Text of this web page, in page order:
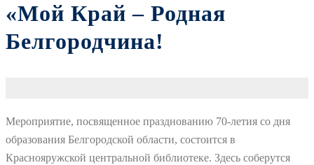
«Мой Край – Родная
Белгородчина!
Мероприятие, посвященное празднованию 70-летия со дня
образования Белгородской области, состоится в
Краснояружской центральной библиотеке. Здесь соберутся